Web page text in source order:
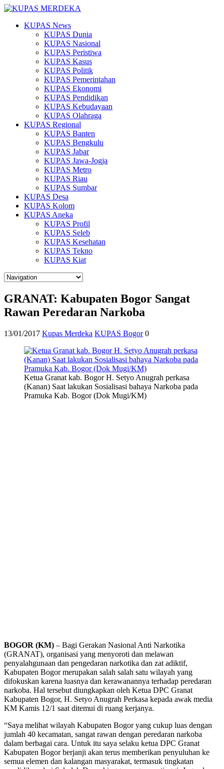
KUPAS News
KUPAS Dunia
KUPAS Nasional
KUPAS Peristiwa
KUPAS Kasus
KUPAS Politik
KUPAS Pemerintahan
KUPAS Ekonomi
KUPAS Pendidikan
KUPAS Kebudayaan
KUPAS Olahraga
KUPAS Regional
KUPAS Banten
KUPAS Bengkulu
KUPAS Jabar
KUPAS Jawa-Jogja
KUPAS Metro
KUPAS Riau
KUPAS Sumbar
KUPAS Desa
KUPAS Kolom
KUPAS Aneka
KUPAS Profil
KUPAS Seleb
KUPAS Kesehatan
KUPAS Tekno
KUPAS Kiat
GRANAT: Kabupaten Bogor Sangat
Rawan Peredaran Narkoba
13/01/2017 Kupas Merdeka KUPAS Bogor 0
Ketua Granat kab. Bogor H. Setyo Anugrah perkasa
(Kanan) Saat lakukan Sosialisasi bahaya Narkoba pada
Pramuka Kab. Bogor (Dok Mugi/KM)
BOGOR (KM) – Bagi Gerakan Nasional Anti Narkotika
(GRANAT), organisasi yang menyoroti dan melawan
penyalahgunaan dan pengedaran narkotika dan zat adiktif,
Kabupaten Bogor merupakan salah salah satu wilayah yang
difokuskan karena luasnya dan kerawanannya terhadap peredaran
narkoba. Hal tersebut diungkapkan oleh Ketua DPC Granat
Kabupaten Bogor, H. Setyo Anugrah Perkasa kepada awak media
KM Kamis 12/1 saat ditemui di ruang kerjanya.
“Saya melihat wilayah Kabupaten Bogor yang cukup luas dengan
jumlah 40 kecamatan, sangat rawan dengan peredaran narkoba
dalam berbagai cara. Untuk itu saya selaku ketua DPC Granat
Kabupaten Bogor berjanji akan terus memberikan penyuluhan ke
semua elemen dan kalangan masyarakat, termasuk tingkatan